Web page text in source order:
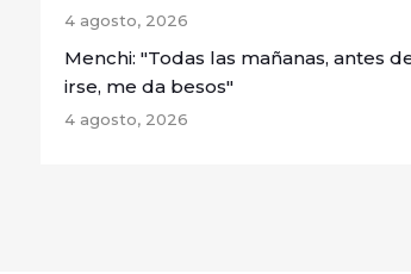
4 agosto, 2026
Menchi: "Todas las mañanas, antes
irse, me da besos"
4 agosto, 2026